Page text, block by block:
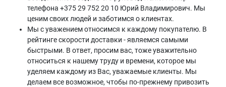
телефона +375 29 752 20 10 Юрий Владимирович. Мы
ценим своих людей и заботимся о клиентах.
Мы с уважением относимся к каждому покупателю. В
рейтинге скорости доставки - являемся самыми
быстрыми. В ответ, просим вас, тоже уважительно
относиться к нашему труду и времени, которое мы
уделяем каждому из Вас, уважаемые клиенты. Мы
делаем все возможное, чтобы по-прежнему привозить